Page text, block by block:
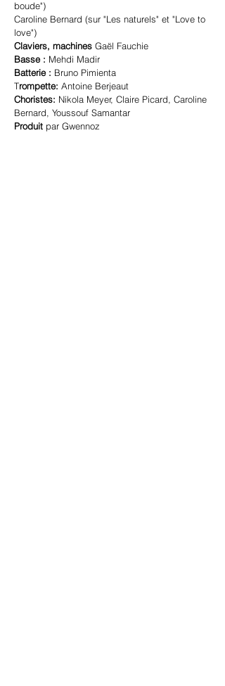
boude")
Caroline Bernard (sur "Les naturels" et "Love to
love")
Claviers, machines Gaël Fauchie
Basse : Mehdi Madir
Batterie : Bruno Pimienta
Trompette: Antoine Berjeaut
Choristes: Nikola Meyer, Claire Picard, Caroline
Bernard, Youssouf Samantar
Produit par Gwennoz